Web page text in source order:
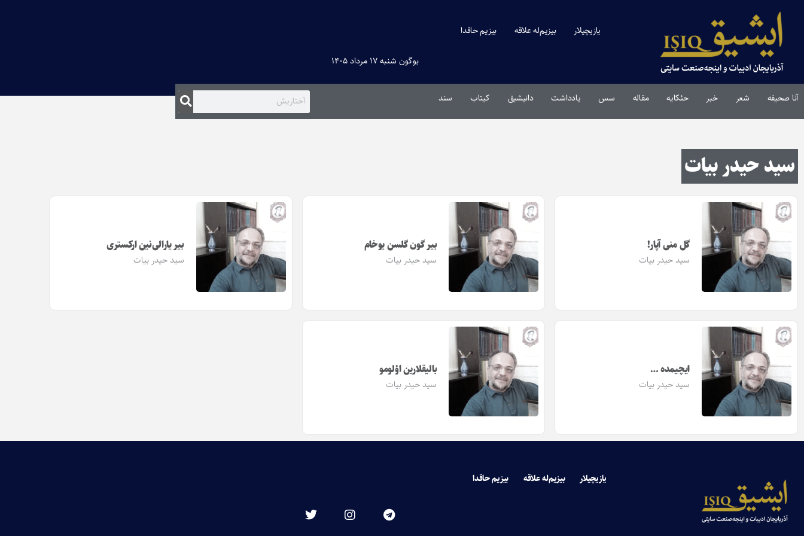
یازیچیلار بیزیم‌له علاقه بیزیم حاقدا
بوگون شنبه ۱۷ مرداد ۱۴۰۵
آنا صحیفه شعر خبر حئکایه مقاله‌ سس یادداشت دانیشیق کیتاب سند
سید حیدر بیات
گل منی آپار!
سید حیدر بیات
بیر گون گلسن یوخام
سید حیدر بیات
بیر یارالی‌نین ارکستری
سید حیدر بیات
ایچیمده …
سید حیدر بیات
بالیقلارین اؤلومو
سید حیدر بیات
یازیچیلار بیزیم‌له علاقه بیزیم حاقدا